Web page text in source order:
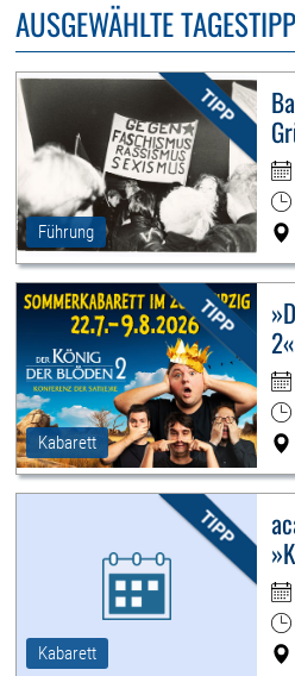
AUSGEWÄHLTE
Führung
Kabarett
2«
Kabarett